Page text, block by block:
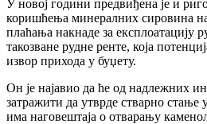
У новој години предвиђена је и
коришћења минералних сировина
плаћања накнаде за експлоатацију
такозване рудне ренте, која
извор прихода у буџету.
Он је најавио да ће од надлежних
затражити да утврде стварно стање
има наговештаја о отварању